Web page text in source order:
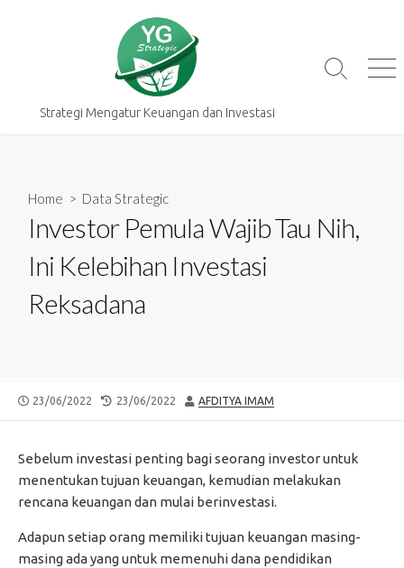
Strategi Mengatur Keuangan dan Investasi
Search
Home > Data Strategic
Investor Pemula Wajib Tau Nih,
Ini Kelebihan Investasi
Reksadana
PUBLISHED
23/06/2022
LAST
23/06/2022 AUTHOR
AFDITYA IMAM
Sebelum investasi penting bagi seorang investor untuk
menentukan tujuan keuangan, kemudian melakukan
rencana keuangan dan mulai berinvestasi.
Adapun setiap orang memiliki tujuan keuangan masing-
masing ada yang untuk memenuhi dana pendidikan